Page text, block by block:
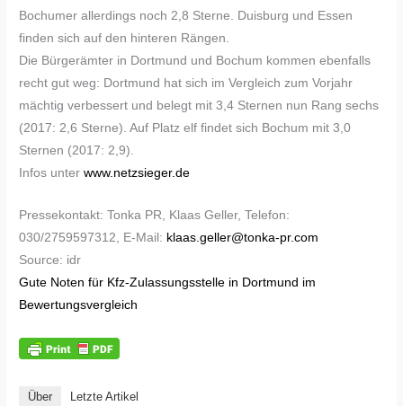
Bochumer allerdings noch 2,8 Sterne. Duisburg und Essen
finden sich auf den hinteren Rängen.
Die Bürgerämter in Dortmund und Bochum kommen ebenfalls
recht gut weg: Dortmund hat sich im Vergleich zum Vorjahr
mächtig verbessert und belegt mit 3,4 Sternen nun Rang sechs
(2017: 2,6 Sterne). Auf Platz elf findet sich Bochum mit 3,0
Sternen (2017: 2,9).
Infos unterwww.netzsieger.de
Pressekontakt: Tonka PR, Klaas Geller, Telefon:
030/2759597312, E-Mail: klaas.geller@tonka-pr.com
Source: idr
Gute Noten für Kfz-Zulassungsstelle in Dortmund im
Bewertungsvergleich
Über Letzte Artikel